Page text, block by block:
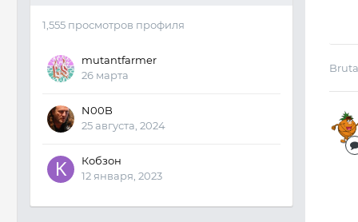
1,555 просмотров профиля
mutantfarmer
26 марта
N00B
25 августа, 2024
Кобзон
12 января, 2023